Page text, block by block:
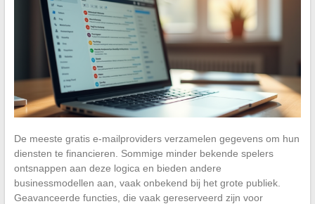
De meeste gratis e-mailproviders verzamelen gegevens om hun
diensten te financieren. Sommige minder bekende spelers
ontsnappen aan deze logica en bieden andere
businessmodellen aan, vaak onbekend bij het grote publiek.
Geavanceerde functies, die vaak gereserveerd zijn voor